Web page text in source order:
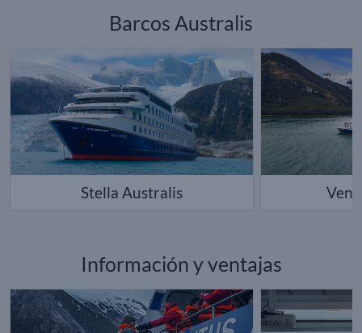
Barcos Australis
Stella Australis
Información y ventajas